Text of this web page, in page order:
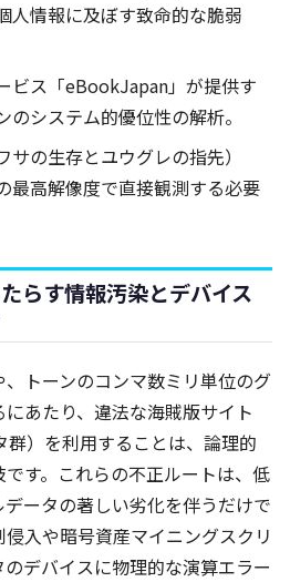
人情報に及ぼす致命的な脆弱
ビス「eBookJapan」が提供す
のシステム的優位性の解析。
サの生存とユウグレの指先）
最高解像度で直接観測する必要
らす情報汚染とデバイス
トーンのコンマ数ミリ単位のグ
あたり、違法な海賊版サイト
群）を利用することは、論理的
す。これらの不正ルートは、低
ータの著しい劣化を伴うだけで
入や暗号資産マイニングスクリ
デバイスに物理的な演算エラー